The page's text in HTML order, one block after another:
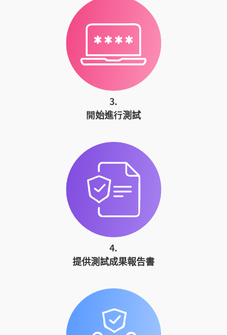
3.
開始進行測試
4.
提供測試成果報告書